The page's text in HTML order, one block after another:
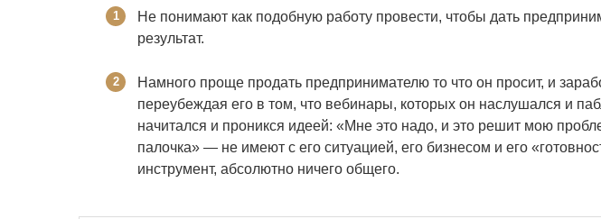
Не понимают как подобную работу провести, чтобы дать
результат.
Намного проще продать предпринимателю то что он просит, и
переубеждая его в том, что вебинары, которых он наслушался и
начитался и проникся идеей: «Мне это надо, и это решит мою
палочка» — не имеют с его ситуацией, его бизнесом и его
инструмент, абсолютно ничего общего.